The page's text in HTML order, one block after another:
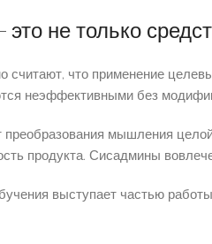
не только
считают, что применение
неэффективными без
преобразования мышления
продукта. Сисадмины
выступает частью